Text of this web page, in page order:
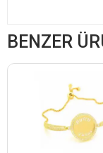
BENZER